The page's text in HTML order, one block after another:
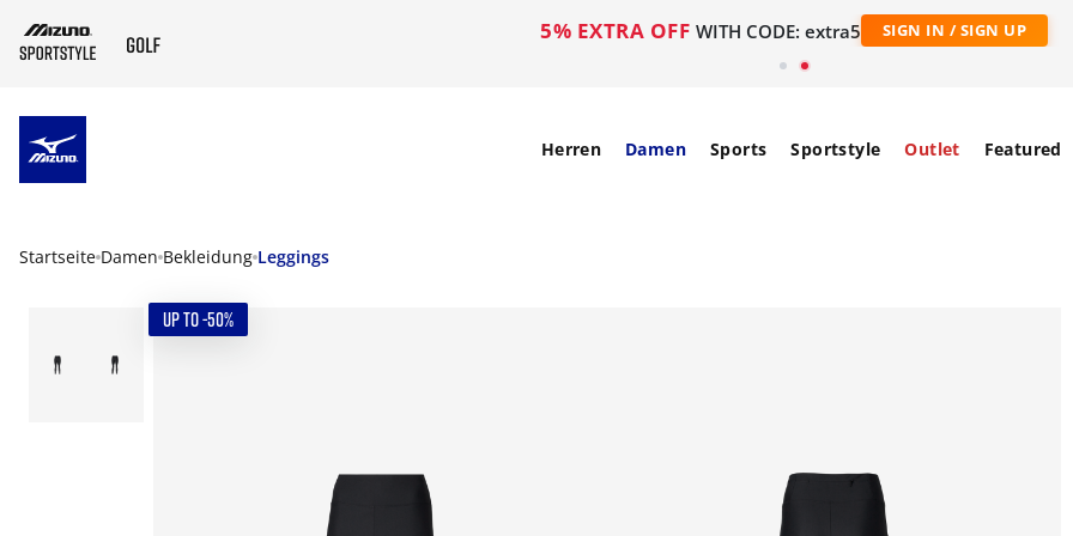
5% EXTRA OFF WITH CODE: extra5 SIGN IN / SIGN UP
Herren Damen Sports Sportstyle Outlet Featured
Startseite Damen Bekleidung Leggings
UP TO -50%